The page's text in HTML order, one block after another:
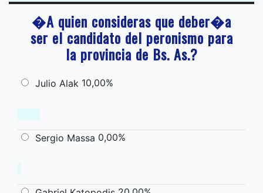
�A quien consideras que deber�a
ser el candidato del peronismo para
la provincia de Bs. As.?
Julio Alak 10,00%
Sergio Massa 0,00%